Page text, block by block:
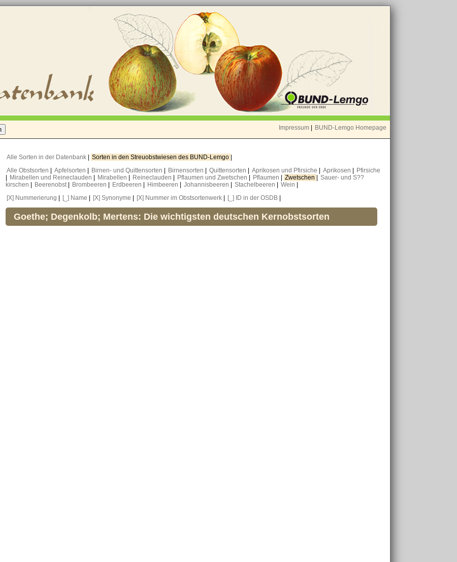
Impressum BUND-Lemgo Homepage
Alle Sorten in der Datenbank Sorten in den Streuobstwiesen des BUND-Lemgo
Alle Obstsorten
Apfelsorten Birnen- und Quittensorten Birnensorten Quittensorten Aprikosen und Pfirsiche Aprikosen
Pfirsiche
Mirabellen und Reineclauden Mirabellen Reineclauden Pflaumen und Zwetschen Pflaumen Zwetschen
Sauer- und S??
kirschen
Beerenobst Brombeeren Erdbeeren Himbeeren Johannisbeeren Stachelbeeren Wein
[X] Nummerierung
[_] Name [X] Synonyme [X] Nummer im Obstsortenwerk [_] ID in der OSDB
Goethe; Degenkolb; Mertens: Die wichtigsten deutschen Kernobstsorten